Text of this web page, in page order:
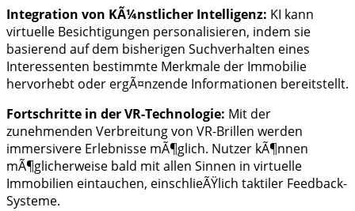
Integration von KÃ¼nstlicher Intelligenz: KI kann
virtuelle Besichtigungen personalisieren, indem sie
basierend auf dem bisherigen Suchverhalten eines
Interessenten bestimmte Merkmale der Immobilie
hervorhebt oder ergÃ¤nzende Informationen bereitstellt.
Fortschritte in der VR-Technologie: Mit der
zunehmenden Verbreitung von VR-Brillen werden
immersivere Erlebnisse mÃ¶glich. Nutzer kÃ¶nnen
mÃ¶glicherweise bald mit allen Sinnen in virtuelle
Immobilien eintauchen, einschlieÃŸlich taktiler Feedback-
Systeme.